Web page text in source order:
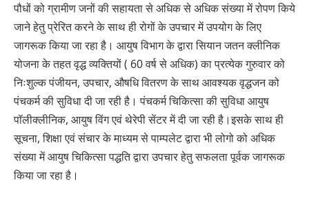
पौधों को ग्रामीण जनों की सहायता से अधिक से अधिक संख्या में रोपण किये
जाने हेतु प्रेरित करने के साथ ही रोगों के उपचार में उपयोग के लिए
जागरूक किया जा रहा है। आयुष विभाग के द्वारा सियान जतन क्लीनिक
योजना के तहत वृद्ध व्यक्तियों ( 60 वर्ष से अधिक) का प्रत्येक गुरुवार को
निःशुल्क पंजीयन, उपचार, औषधि वितरण के साथ आवश्यक वृद्धजन को
पंचकर्म की सुविधा दी जा रही है। पंचकर्म चिकित्सा की सुविधा आयुष
पॉलीक्लीनिक, आयुष विंग एवं थेरेपी सेंटर में दी जा रही है।इसके साथ ही
सूचना, शिक्षा एवं संचार के माध्यम से पाम्पलेट द्वारा भी लोगो को अधिक
संख्या में आयुष चिकित्सा पद्धति द्वारा उपचार हेतु सफलता पूर्वक जागरूक
किया जा रहा है।